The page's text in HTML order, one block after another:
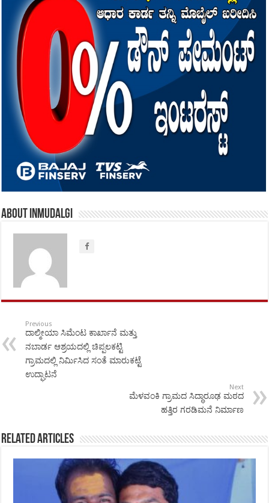
About inmudalgi
Previous
ದಾಲ್ಮೀಯಾ ಸಿಮೆಂಟ ಕಾರ್ಖಾನೆ ಮತ್ತು
ನಬಾರ್ಡ ಆಶ್ರಯದಲ್ಲಿ ಚಿಪ್ಪಲಕಟ್ಟಿ
ಗ್ರಾಮದಲ್ಲಿ ನಿರ್ಮಿಸಿದ ಸಂತೆ ಮಾರುಕಟ್ಟೆ
ಉದ್ಘಾಟನೆ
Next
ಮೆಳವಂಕಿ ಗ್ರಾಮದ ಸಿದ್ಧಾರೂಢ ಮಠದ
ಹತ್ತಿರ ಗರಡಿಮನೆ ನಿರ್ಮಾಣ
Related Articles